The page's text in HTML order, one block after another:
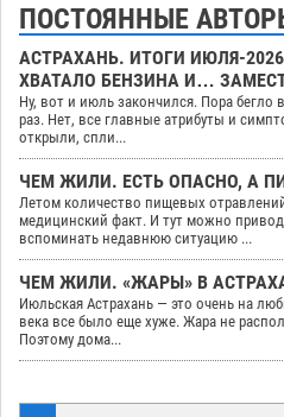
ПОСТОЯННЫЕ
АСТРАХАНЬ. ИТОГИ ИЮЛЯ-
ХВАТАЛО БЕНЗИНА И…
Ну, вот и июль закончился. Пора
раз. Нет, все главные атрибуты и
открыли, спли...
ЧЕМ ЖИЛИ. ЕСТЬ ОПАСНО, А
Летом количество пищевых
медицинский факт. И тут можно
вспоминать недавнюю ситуацию ...
ЧЕМ ЖИЛИ. «ЖАРЫ» В
Июльская Астрахань — это очень на
века все было еще хуже. Жара не
Поэтому дома...